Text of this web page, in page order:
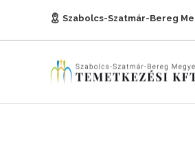
Szabolcs-Szatmár-Bereg